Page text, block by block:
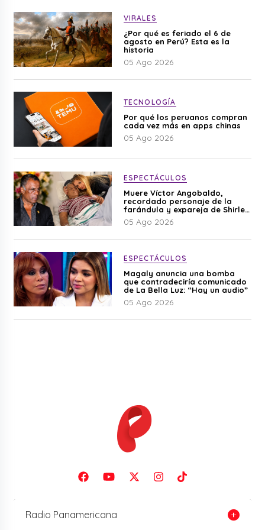
VIRALES
¿Por qué es feriado el 6 de
agosto en Perú? Esta es la
historia
05 Ago 2026
TECNOLOGÍA
Por qué los peruanos compran
cada vez más en apps chinas
05 Ago 2026
ESPECTÁCULOS
Muere Víctor Angobaldo,
recordado personaje de la
farándula y expareja de Shirley
Cherres
05 Ago 2026
ESPECTÁCULOS
Magaly anuncia una bomba
que contradeciría comunicado
de La Bella Luz: “Hay un audio”
05 Ago 2026
Radio Panamericana